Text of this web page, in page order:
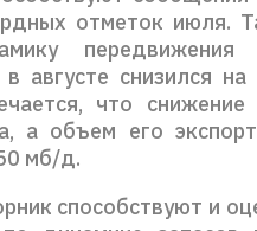
отметок июля.
августе снизился
что
а объем его
мб/д.
способствуют и